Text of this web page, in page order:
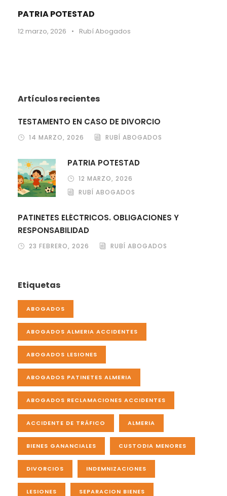
PATRIA POTESTAD
12 marzo, 2026 • Rubí Abogados
Artículos recientes
TESTAMENTO EN CASO DE DIVORCIO
14 MARZO, 2026 RUBÍ ABOGADOS
PATRIA POTESTAD
12 MARZO, 2026
RUBÍ ABOGADOS
PATINETES ELÉCTRICOS. OBLIGACIONES Y
RESPONSABILIDAD
23 FEBRERO, 2026 RUBÍ ABOGADOS
Etiquetas
ABOGADOS
ABOGADOS ALMERIA ACCIDENTES
ABOGADOS LESIONES
ABOGADOS PATINETES ALMERIA
ABOGADOS RECLAMACIONES ACCIDENTES
ACCIDENTE DE TRÁFICO ALMERIA
BIENES GANANCIALES CUSTODIA MENORES
DIVORCIOS INDEMNIZACIONES
LESIONES SEPARACION BIENES